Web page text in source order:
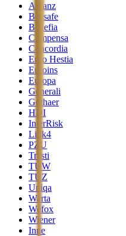
Allianz
Beesafe
Benefia
Compensa
Concordia
Ergo Hestia
Euroins
Europa
Generali
Gothaer
HDI
InterRisk
Link4
PZU
Trasti
TUW
TUZ
Uniqa
Warta
Wefox
Wiener
Inne